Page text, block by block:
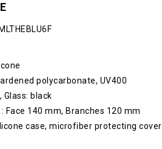
polycarbonate, UV400
Glass: black
Face 140 mm, Branches 120 mm
case, microfiber protecting cover